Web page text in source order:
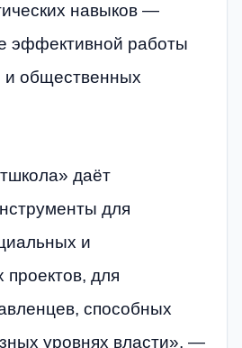
навыков —
эффективной работы
и общественных
даёт
для
и
проектов, для
способных
уровнях власти», —